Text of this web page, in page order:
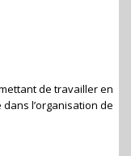
de travailler en
l’organisation de